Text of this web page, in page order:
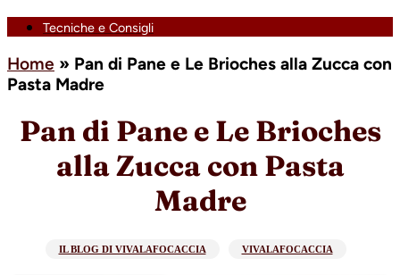
Tecniche e Consigli
Home » Pan di Pane e Le Brioches alla Zucca con
Pasta Madre
Pan di Pane e Le Brioches
alla Zucca con Pasta
Madre
IL BLOG DI VIVALAFOCACCIA VIVALAFOCACCIA